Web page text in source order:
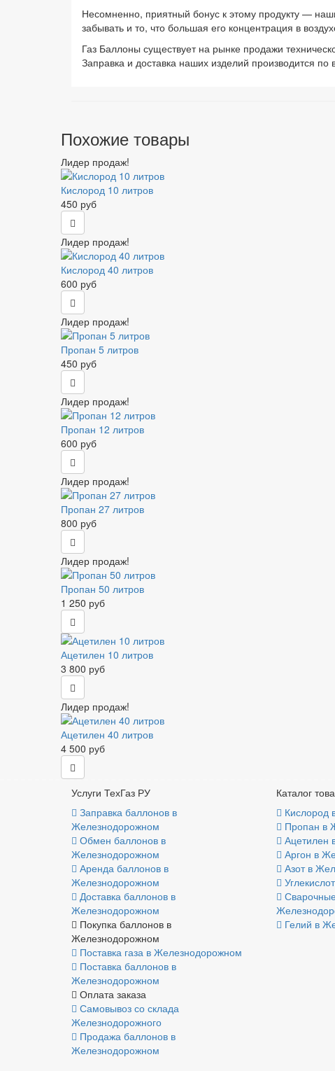
Несомненно, приятный бонус к этому продукту —
забывать и то, что большая его концентрация в
Газ Баллоны существует на рынке продажи
Заправка и доставка наших изделий производится
Похожие товары
Лидер продаж!
Кислород 10 литров
450 руб
Лидер продаж!
Кислород 40 литров
600 руб
Лидер продаж!
Пропан 5 литров
450 руб
Лидер продаж!
Пропан 12 литров
600 руб
Лидер продаж!
Пропан 27 литров
800 руб
Лидер продаж!
Пропан 50 литров
1 250 руб
Ацетилен 10 литров
3 800 руб
Лидер продаж!
Ацетилен 40 литров
4 500 руб
Услуги ТехГаз РУ
Заправка баллонов в
Железнодорожном
Обмен баллонов в
Железнодорожном
Аренда баллонов в
Железнодорожном
Доставка баллонов в
Железнодорожном
Покупка баллонов в
Железнодорожном
Поставка газа в Железнодорожном
Поставка баллонов в
Железнодорожном
Оплата заказа
Самовывоз со склада
Железнодорожного
Продажа баллонов в
Железнодорожном
Каталог
Кислород
Пропан в
Ацетилен
Аргон в
Азот в
Гелий в